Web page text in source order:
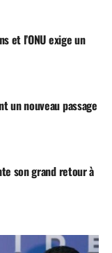
et l’ONU exige un
un nouveau passage
son grand retour à